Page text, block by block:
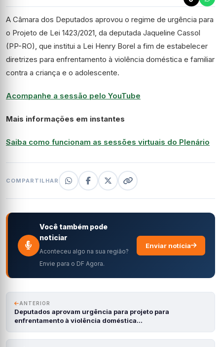
A Câmara dos Deputados aprovou o regime de urgência para
o Projeto de Lei 1423/2021, da deputada Jaqueline Cassol
(PP-RO), que institui a Lei Henry Borel a fim de estabelecer
diretrizes para enfrentamento à violência doméstica e familiar
contra a criança e o adolescente.
Acompanhe a sessão pelo YouTube
Mais informações em instantes
Saiba como funcionam as sessões virtuais do Plenário
COMPARTILHAR
Você também pode
noticiar
Aconteceu algo na sua região?
Envie para o DF Agora.
Enviar notícia
ANTERIOR
Deputados aprovam urgência para projeto para
enfrentamento à violência doméstica…